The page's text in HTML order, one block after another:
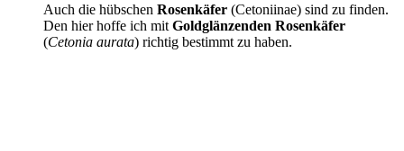
Auch die hübschen Rosenkäfer (Cetoniinae) sind zu finden.
Den hier hoffe ich mit Goldglänzenden Rosenkäfer
(Cetonia aurata) richtig bestimmt zu haben.